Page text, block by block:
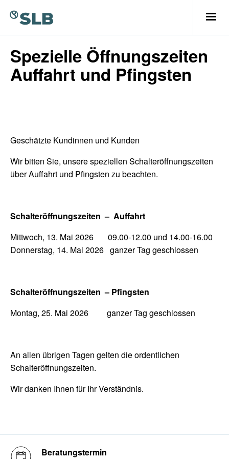
Spezielle Öffnungszeiten
Auffahrt und Pfingsten
Geschätzte Kundinnen und Kunden
Wir bitten Sie, unsere speziellen Schalteröffnungszeiten
über Auffahrt und Pfingsten zu beachten.
Schalteröffnungszeiten – Auffahrt
Mittwoch, 13. Mai 2026 09.00-12.00 und 14.00-16.00
Donnerstag, 14. Mai 2026 ganzer Tag geschlossen
Schalteröffnungszeiten – Pfingsten
Montag, 25. Mai 2026 ganzer Tag geschlossen
An allen übrigen Tagen gelten die ordentlichen
Schalteröffnungszeiten.
Wir danken Ihnen für Ihr Verständnis.
Login eBanking
Kontosortiment und Konditionen
Beratungstermin